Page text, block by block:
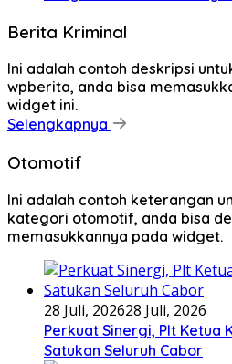
Berita Kriminal
Ini adalah contoh deskripsi
wpberita, anda bisa
widget ini.
Selengkapnya
Otomotif
Ini adalah contoh keterangan
kategori otomotif, anda bisa
memasukkannya pada widget.
28 Juli, 202628 Juli, 2026
Perkuat Sinergi, Plt Ketua
Satukan Seluruh Cabor